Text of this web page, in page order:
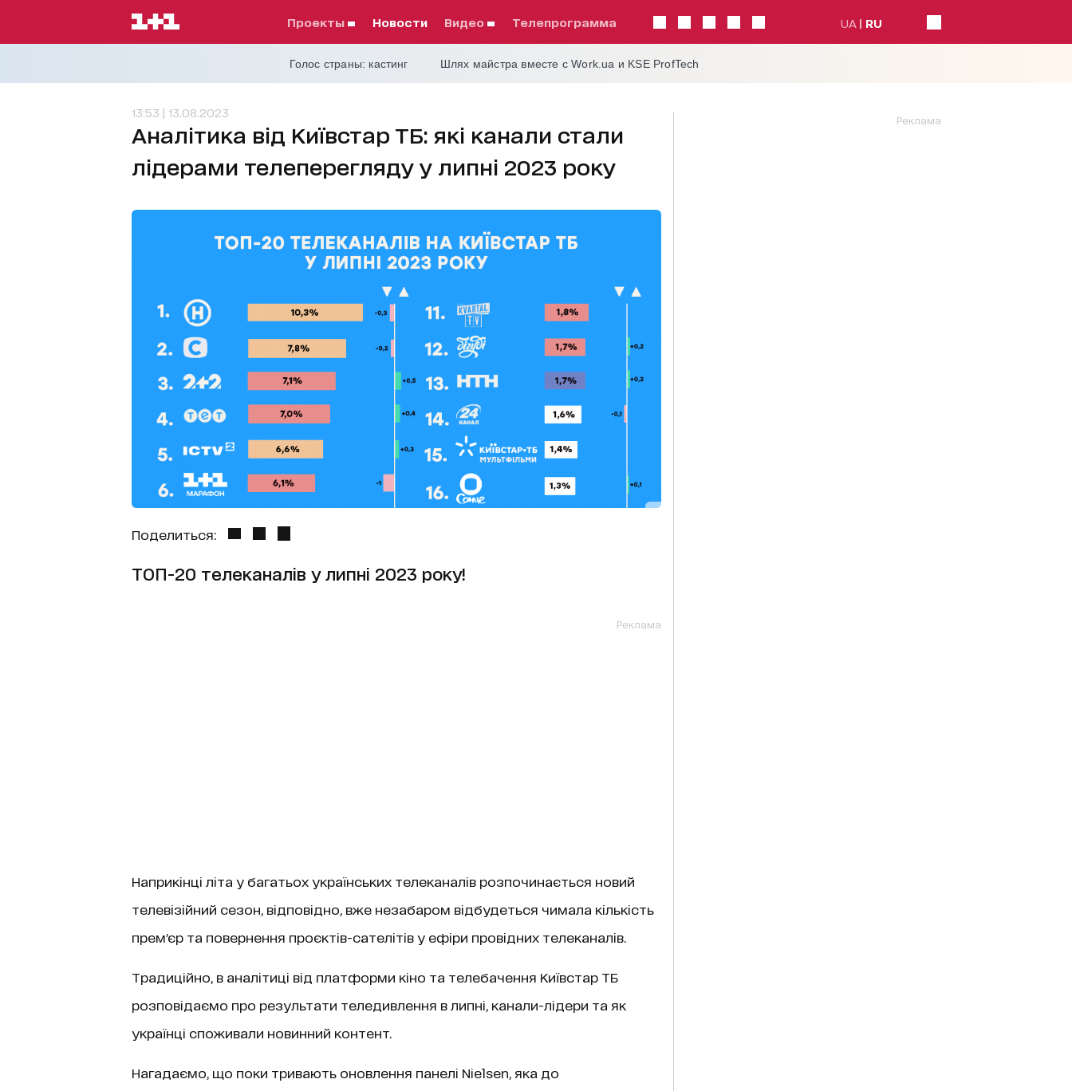
проекты Новости видео телепрограмма UA RU
Голос страны: кастинг Шлях майстра вместе с Work.ua и KSE ProfTech
13:53 | 13.08.2023
Аналітика від Київстар ТБ: які канали стали
лідерами телеперегляду у липні 2023 року
Поделиться:
ТОП-20 телеканалів у липні 2023 року!
Реклама
Наприкінці літа у багатьох українських телеканалів розпочинається новий
телевізійний сезон, відповідно, вже незабаром відбудеться чимала кількість
премʼєр та повернення проєктів-сателітів у ефіри провідних телеканалів.
Традиційно, в аналітиці від платформи кіно та телебачення Київстар ТБ
розповідаємо про результати теледивлення в липні, канали-лідери та як
українці споживали новинний контент.
Нагадаємо, що поки тривають оновлення панелі Nielsen, яка до
Реклама